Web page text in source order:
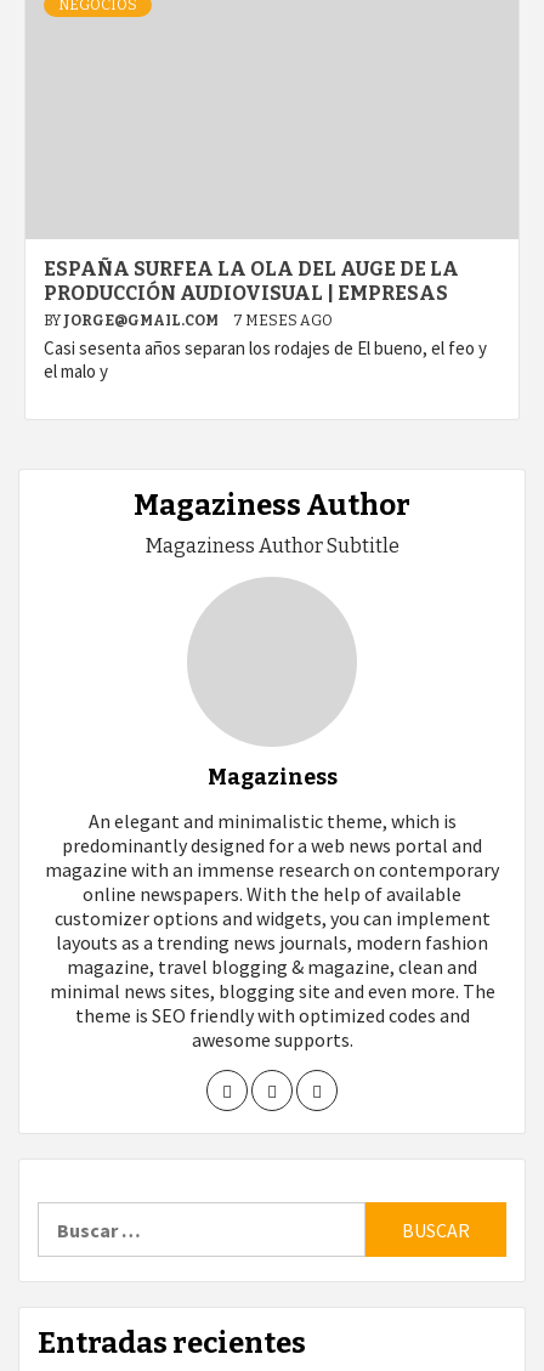
NEGOCIOS
ESPAÑA SURFEA LA OLA DEL AUGE DE LA
PRODUCCIÓN AUDIOVISUAL | EMPRESAS
BY JORGE@GMAIL.COM 7 MESES AGO
Casi sesenta años separan los rodajes de El bueno, el feo y
el malo y
Magaziness Author
Magaziness Author Subtitle
Magaziness
An elegant and minimalistic theme, which is
predominantly designed for a web news portal and
magazine with an immense research on contemporary
online newspapers. With the help of available
customizer options and widgets, you can implement
layouts as a trending news journals, modern fashion
magazine, travel blogging & magazine, clean and
minimal news sites, blogging site and even more. The
theme is SEO friendly with optimized codes and
awesome supports.
Entradas recientes